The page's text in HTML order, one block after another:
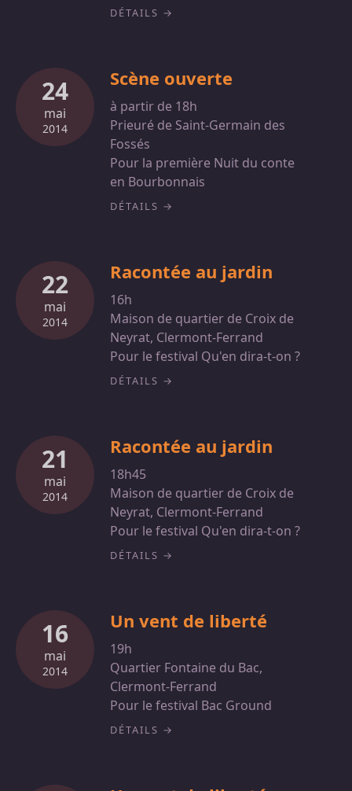
DÉTAILS
24
mai
2014
Scène ouverte
à partir de 18h
Prieuré de Saint-Germain des
Fossés
Pour la première Nuit du conte
en Bourbonnais
DÉTAILS
22
mai
2014
Racontée au jardin
16h
Maison de quartier de Croix de
Neyrat, Clermont-Ferrand
Pour le festival Qu'en dira-t-on ?
DÉTAILS
21
mai
2014
Racontée au jardin
18h45
Maison de quartier de Croix de
Neyrat, Clermont-Ferrand
Pour le festival Qu'en dira-t-on ?
DÉTAILS
16
mai
2014
Un vent de liberté
19h
Quartier Fontaine du Bac,
Clermont-Ferrand
Pour le festival Bac Ground
DÉTAILS